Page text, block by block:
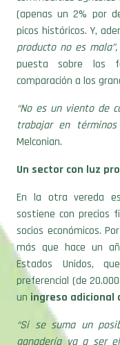
picos históricos. Y,
producto no es mala”,
puesta sobre los
comparación a los
“No es un viento de
trabajar en términos
Melconian.
Un sector con luz
En la otra vereda
sostiene con precios
socios económicos.
más que hace un
Estados Unidos,
preferencial (de
uningreso adicional
“Si se suma un
ganadería va a ser
frescos del año.